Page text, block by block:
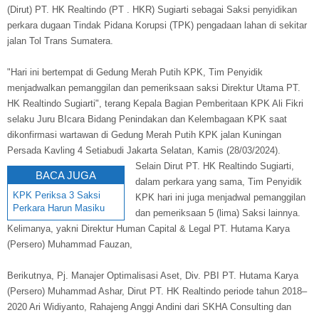
(Dirut) PT. HK Realtindo (PT . HKR) Sugiarti sebagai Saksi penyidikan
perkara dugaan Tindak Pidana Korupsi (TPK) pengadaan lahan di sekitar
jalan Tol Trans Sumatera.
"Hari ini bertempat di Gedung Merah Putih KPK, Tim Penyidik
menjadwalkan pemanggilan dan pemeriksaan saksi Direktur Utama PT.
HK Realtindo Sugiarti", terang Kepala Bagian Pemberitaan KPK Ali Fikri
selaku Juru BIcara Bidang Penindakan dan Kelembagaan KPK saat
dikonfirmasi wartawan di Gedung Merah Putih KPK jalan Kuningan
Persada Kavling 4 Setiabudi Jakarta Selatan, Kamis (28/03/2024).
BACA JUGA
KPK Periksa 3 Saksi
Perkara Harun Masiku
Selain Dirut PT. HK Realtindo Sugiarti,
dalam perkara yang sama, Tim Penyidik
KPK hari ini juga menjadwal pemanggilan
dan pemeriksaan 5 (lima) Saksi lainnya.
Kelimanya, yakni Direktur Human Capital & Legal PT. Hutama Karya
(Persero) Muhammad Fauzan,
Berikutnya, Pj. Manajer Optimalisasi Aset, Div. PBI PT. Hutama Karya
(Persero) Muhammad Ashar, Dirut PT. HK Realtindo periode tahun 2018–
2020 Ari Widiyanto, Rahajeng Anggi Andini dari SKHA Consulting dan